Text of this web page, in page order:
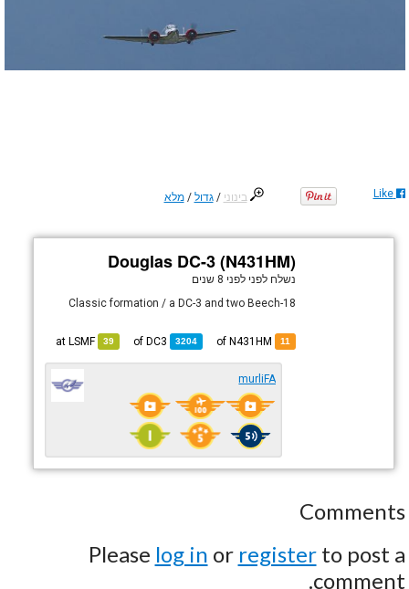
בינוני /גדול /מלא Like
Douglas DC-3 (N431HM)
נשלח לפני לפני 8 שנים
Classic formation / a DC-3 and two Beech-18
11
3204
DC3
39
at
LSMF
murliFA
Comments
Please log in or registerto post a
comment.